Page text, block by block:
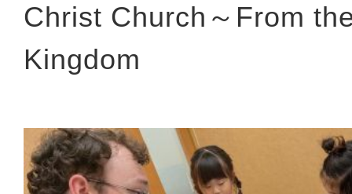
Christ Church～From
Kingdom